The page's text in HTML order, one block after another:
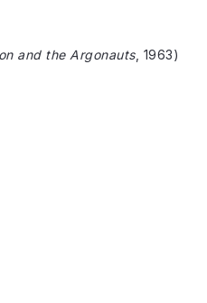
and the Argonauts, 1963)